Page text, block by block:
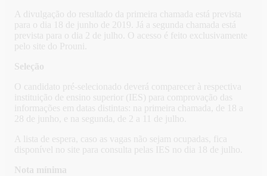
A divulgação do resultado da primeira chamada está prevista
para o dia 18 de junho de 2019. Já a segunda chamada está
prevista para o dia 2 de julho. O acesso é feito exclusivamente
pelo site do Prouni.
Seleção
O candidato pré-selecionado deverá comparecer à respectiva
instituição de ensino superior (IES) para comprovação das
informações em datas distintas: na primeira chamada, de 18 a
28 de junho, e na segunda, de 2 a 11 de julho.
A lista de espera, caso as vagas não sejam ocupadas, fica
disponível no site para consulta pelas IES no dia 18 de julho.
Nota mínima